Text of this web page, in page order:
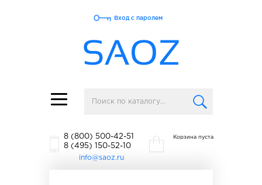
Toggle
navigation
Вход с паролем
8 (800) 500-42-51
8 (495) 150-52-10
info@saoz.ru
Корзина пуста